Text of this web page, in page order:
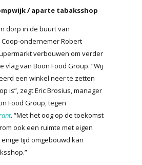
/ aparte tabaksshop
dorp in de buurt van
ondernemer Robert
verbouwen om verder
vlag van Boon Food Group. “Wij
een winkel neer te zetten
is”, zegt Eric Brosius, manager
Food Group, tegen
. “Met het oog op de toekomst
ook een ruimte met eigen
tijd omgebouwd kan